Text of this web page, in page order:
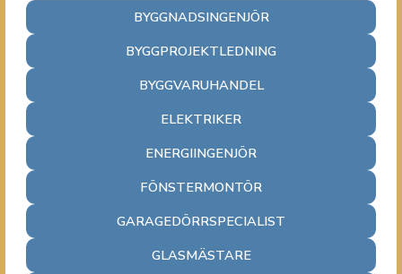
BYGGNADSINGENJÖR
BYGGPROJEKTLEDNING
BYGGVARUHANDEL
ELEKTRIKER
ENERGIINGENJÖR
FÖNSTERMONTÖR
GARAGEDÖRRSPECIALIST
GLASMÄSTARE